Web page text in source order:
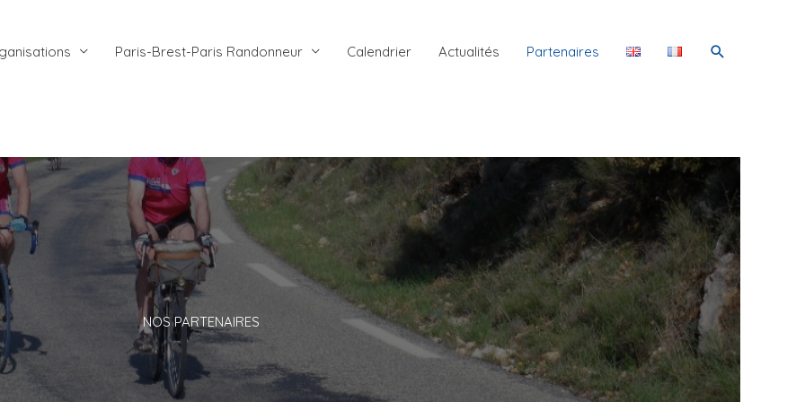
Paris-Brest-Paris Randonneur Calendrier Actualités Partenaires Rechercher
NOS PARTENAIRES